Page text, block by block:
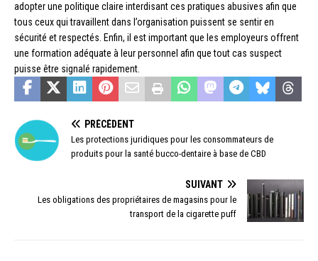
adopter une politique claire interdisant ces pratiques abusives afin que
tous ceux qui travaillent dans l’organisation puissent se sentir en
sécurité et respectés. Enfin, il est important que les employeurs offrent
une formation adéquate à leur personnel afin que tout cas suspect
puisse être signalé rapidement.
PRÉCÉDENT
Les protections juridiques pour les consommateurs de
produits pour la santé bucco-dentaire à base de CBD
SUIVANT
Les obligations des propriétaires de magasins pour le
transport de la cigarette puff